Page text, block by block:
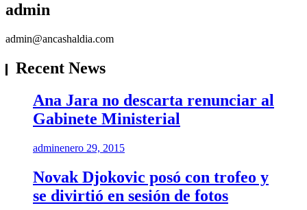
admin
admin@ancashaldia.com
Recent News
Ana Jara no descarta renunciar al
Gabinete Ministerial
adminenero 29, 2015
Novak Djokovic posó con trofeo y
se divirtió en sesión de fotos